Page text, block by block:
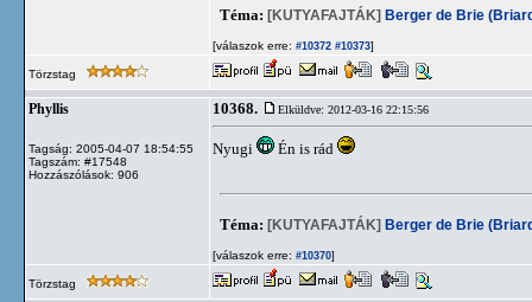
Téma: [KUTYAFAJTÁK] Berger de Brie
[válaszok erre: #10372 #10373]
Törzstag
Phyllis
Tagság: 2005-04-07 18:54:55
Tagszám: #17548
Hozzászólások: 906
10368. Elküldve: 2012-03-16 22:15:56
Nyugi Én is rád
Téma: [KUTYAFAJTÁK] Berger de Brie
[válaszok erre: #10370]
Törzstag